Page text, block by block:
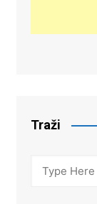
Traži